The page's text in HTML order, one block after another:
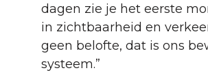
dagen zie je het eerste
in zichtbaarheid en
geen belofte, dat is ons
systeem.”